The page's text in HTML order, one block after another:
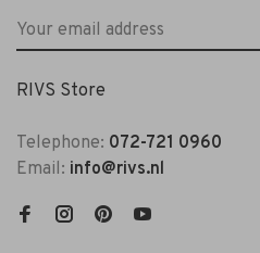
RIVS Store
Telephone: 072-721 0960
Email: info@rivs.nl